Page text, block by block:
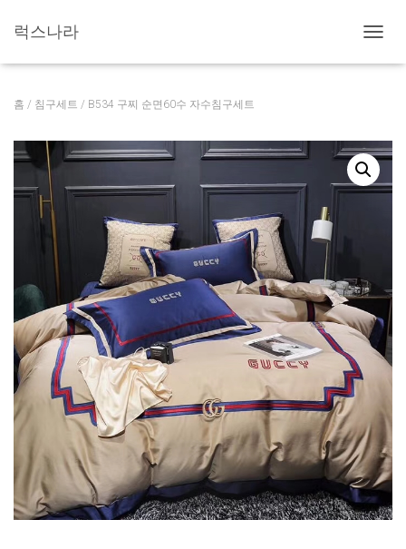
럭스나라
비
글
홈 / 침구세트 / B534 구찌 순면60수 자수침구세트